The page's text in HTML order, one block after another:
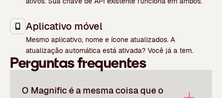
Aplicativo móvel
Mesmo aplicativo, nome e ícone atualizados. A
atualização automática está ativada? Você já a tem.
Perguntas frequentes
O Magnific é a mesma coisa que o